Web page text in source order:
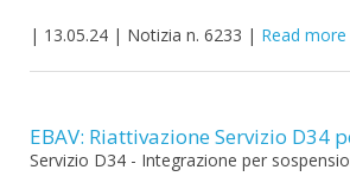
| 13.05.24 | Notizia n. 6233 | Read more
EBAV: Riattivazione Servizio D34
Servizio D34 - Integrazione per